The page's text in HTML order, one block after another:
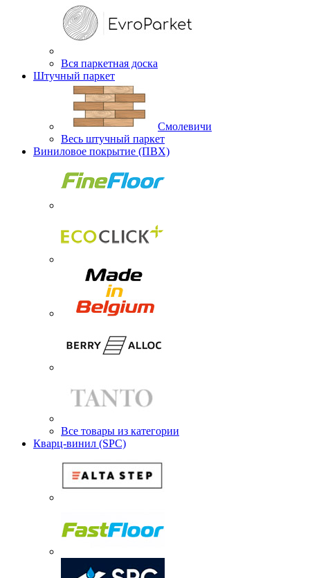
Вся паркетная доска
Штучный паркет
Смолевичи
Весь штучный паркет
Виниловое покрытие (ПВХ)
Все товары из категории
Кварц-винил (SPC)